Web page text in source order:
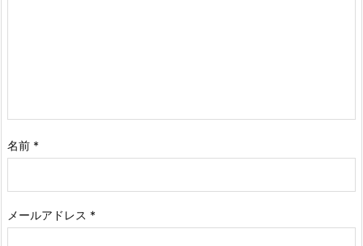
名前 *
メールアドレス *